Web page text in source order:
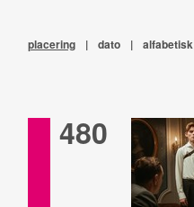
placering | dato | alfabetisk
480